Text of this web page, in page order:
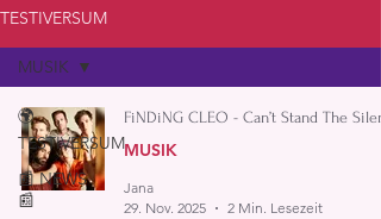
TESTIVERSUM
🌍
TESTIVERSUM
📰 NEWS
📰
MUSIK
FiNDiNG CLEO - Can’t Stand The
MUSIK
Jana
29. Nov. 2025
2 Min. Lesezeit